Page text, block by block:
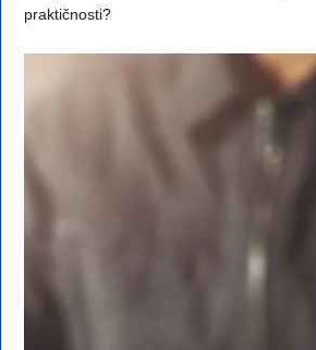
praktičnosti?